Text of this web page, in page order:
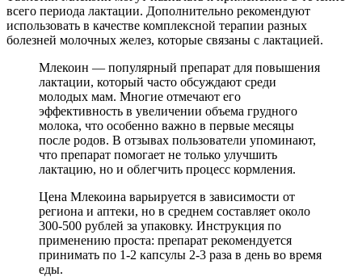
всего периода лактации. Дополнительно рекомендуют
использовать в качестве комплексной терапии разных
болезней молочных желез, которые связаны с лактацией.
Млекоин — популярный препарат для повышения
лактации, который часто обсуждают среди
молодых мам. Многие отмечают его
эффективность в увеличении объема грудного
молока, что особенно важно в первые месяцы
после родов. В отзывах пользователи упоминают,
что препарат помогает не только улучшить
лактацию, но и облегчить процесс кормления.
Цена Млекоина варьируется в зависимости от
региона и аптеки, но в среднем составляет около
300-500 рублей за упаковку. Инструкция по
применению проста: препарат рекомендуется
принимать по 1-2 капсулы 2-3 раза в день во время
еды.